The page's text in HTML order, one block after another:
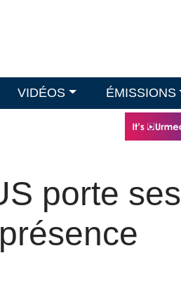
VIDÉOS ÉMISSIONS
porte ses